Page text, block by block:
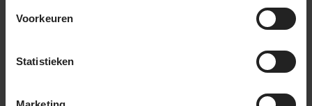
Voorkeuren
StatistiekenType rijder
RENAULT Scenic 1.2 TCe MPV 4-cil. B 116pk